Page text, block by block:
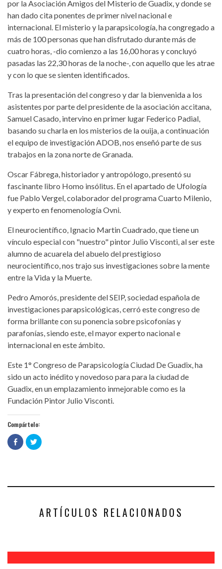
por la Asociación Amigos del Misterio de Guadix, y donde se
han dado cita ponentes de primer nivel nacional e
internacional. El misterio y la parapsicología, ha congregado a
más de 100 personas que han disfrutado durante más de
cuatro horas, -dio comienzo a las 16,00 horas y concluyó
pasadas las 22,30 horas de la noche-, con aquello que les atrae
y con lo que se sienten identificados.
Tras la presentación del congreso y dar la bienvenida a los
asistentes por parte del presidente de la asociación accitana,
Samuel Casado, intervino en primer lugar Federico Padial,
basando su charla en los misterios de la ouija, a continuación
el equipo de investigación ADOB, nos enseñó parte de sus
trabajos en la zona norte de Granada.
Oscar Fábrega, historiador y antropólogo, presentó su
fascinante libro Homo insólitus. En el apartado de Ufología
fue Pablo Vergel, colaborador del programa Cuarto Milenio,
y experto en fenomenología Ovni.
El neurocientífico, Ignacio Martin Cuadrado, que tiene un
vínculo especial con "nuestro" pintor Julio Visconti, al ser este
alumno de acuarela del abuelo del prestigioso
neurocientífico, nos trajo sus investigaciones sobre la mente
entre la Vida y la Muerte.
Pedro Amorós, presidente del SEIP, sociedad española de
investigaciones parapsicológicas, cerró este congreso de
forma brillante con su ponencia sobre psicofonías y
parafonías, siendo este, el mayor experto nacional e
internacional en este ámbito.
Este 1° Congreso de Parapsicología Ciudad De Guadix, ha
sido un acto inédito y novedoso para para la ciudad de
Guadix, en un emplazamiento inmejorable como es la
Fundación Pintor Julio Visconti.
Compártelo:
Haz
clic
para
en
Haz
clic
en
ARTÍCULOS RELACIONADOS